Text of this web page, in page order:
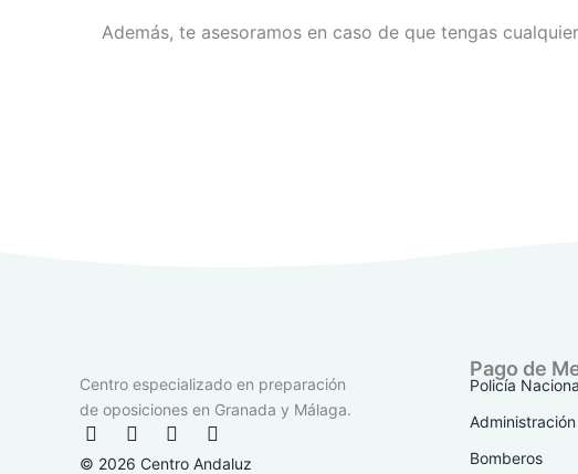
Además, te asesoramos en caso de que tengas
Centro especializado en preparación
de oposiciones en Granada y Málaga.
F
I
T
Y
© 2026 Centro Andaluz
Pago de
Policía
Bomberos